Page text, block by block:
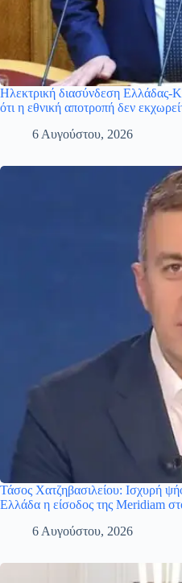
Ηλεκτρική διασύνδεση Ελλάδας-
ότι η εθνική αποτροπή δεν
6 Αυγούστου, 2026
Τάσος Χατζηβασιλείου: Ισχυρή
Ελλάδα η είσοδος της Meridiam
6 Αυγούστου, 2026